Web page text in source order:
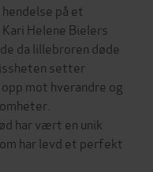
hendelse på et
Helene Bielers
da lillebroren døde
setter
mot hverandre og
har vært en unik
har levd et perfekt